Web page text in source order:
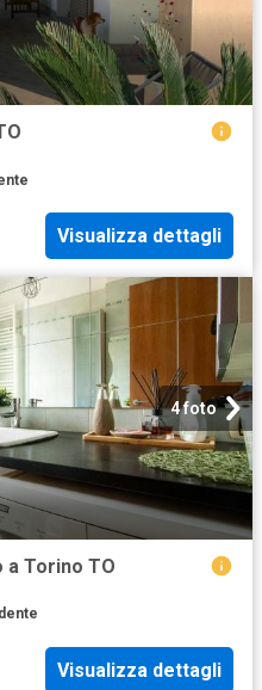
Visualizza dettagli
4 foto
a Torino TO
Visualizza dettagli